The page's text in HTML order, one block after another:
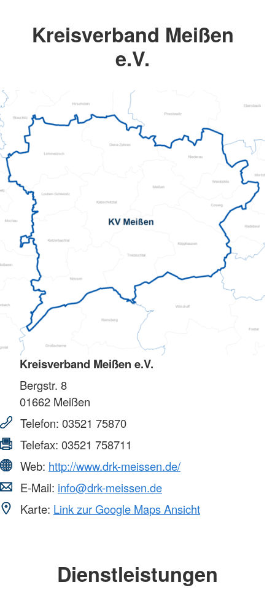
Kreisverband Meißen
e.V.
Kreisverband Meißen e.V.
Bergstr. 8
01662 Meißen
Telefon: 03521 75870
Telefax: 03521 758711
Web: http://www.drk-meissen.de/
E-Mail: info@drk-meissen.de
Karte: Link zur Google Maps Ansicht
Dienstleistungen